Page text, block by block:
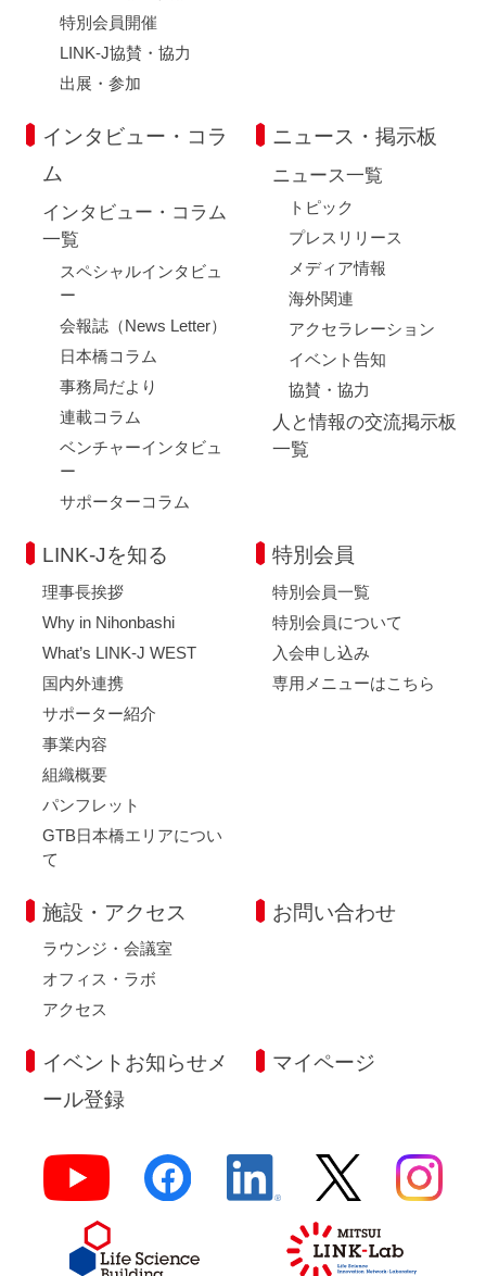
特別会員開催
LINK-J協賛・協力
出展・参加
インタビュー・コラ
ム
インタビュー・コラム
一覧
スペシャルインタビュ
ー
会報誌（News Letter）
日本橋コラム
事務局だより
連載コラム
ベンチャーインタビュ
ー
サポーターコラム
ニュース・掲示板
ニュース一覧
トピック
プレスリリース
メディア情報
海外関連
アクセラレーション
イベント告知
協賛・協力
人と情報の交流掲示板
一覧
LINK-Jを知る
理事長挨拶
Why in Nihonbashi
What’s LINK-J WEST
国内外連携
サポーター紹介
事業内容
組織概要
パンフレット
GTB日本橋エリアについ
て
特別会員
特別会員一覧
特別会員について
入会申し込み
専用メニューはこちら
施設・アクセス
ラウンジ・会議室
オフィス・ラボ
アクセス
お問い合わせ
イベントお知らせメ
ール登録
マイページ